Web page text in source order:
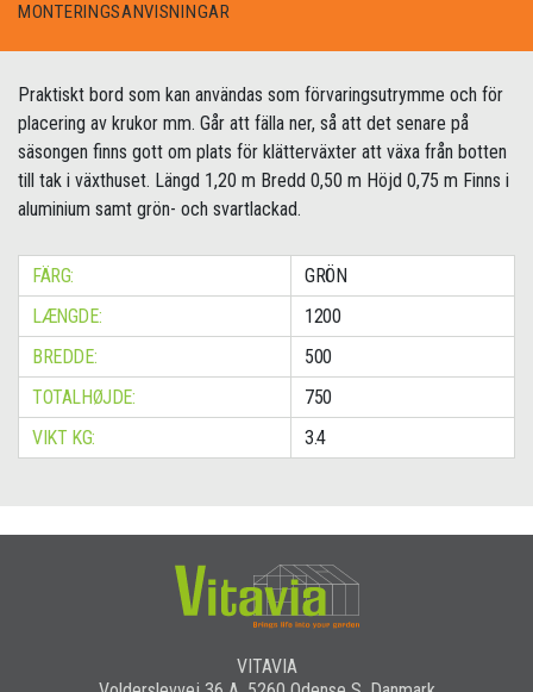
MONTERINGSANVISNINGAR
Praktiskt bord som kan användas som förvaringsutrymme och för
placering av krukor mm. Går att fälla ner, så att det senare på
säsongen finns gott om plats för klätterväxter att växa från botten
till tak i växthuset. Längd 1,20 m Bredd 0,50 m Höjd 0,75 m Finns i
aluminium samt grön- och svartlackad.
FÄRG:
GRÖN
LÆNGDE:
1200
BREDDE:
500
TOTALHØJDE:
750
VIKT KG:
3.4
VITAVIA